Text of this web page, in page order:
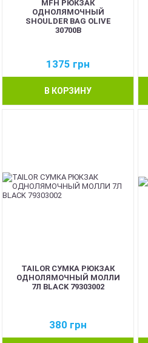
MFH РЮКЗАК
ОДНОЛЯМОЧНЫЙ
SHOULDER BAG OLIVE
30700B
1375 грн
В КОРЗИНУ
TAILOR СУМКА РЮКЗАК
ОДНОЛЯМОЧНЫЙ МОЛЛИ
7Л BLACK 79303002
380 грн